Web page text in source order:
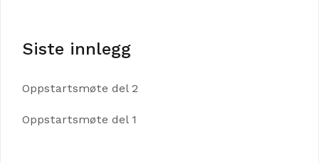
Siste innlegg
Oppstartsmøte del 2
Oppstartsmøte del 1